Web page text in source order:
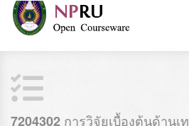
7204302 การวิจัยเบื้องต้นด้าน